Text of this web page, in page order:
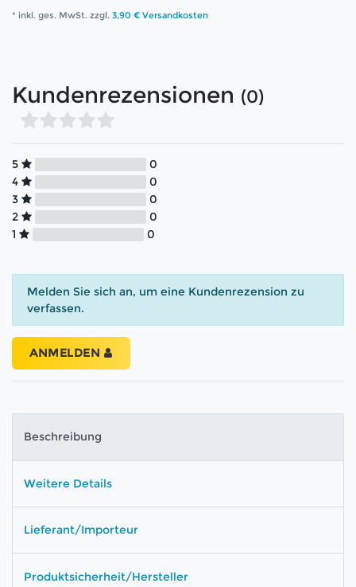
* inkl. ges. MwSt. zzgl. 3,90 € Versandkosten
Kundenrezensionen (0)
5
0
4
0
3
0
2
0
1
0
Melden Sie sich an, um eine Kundenrezension zu
verfassen.
ANMELDEN
Beschreibung
Weitere Details
Lieferant/Importeur
Produktsicherheit/Hersteller